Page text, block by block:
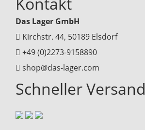
Das Lager GmbH
Kirchstr. 44, 50189 Elsdorf
+49 (0)2273-9158890
shop@das-lager.com
Schneller Versand